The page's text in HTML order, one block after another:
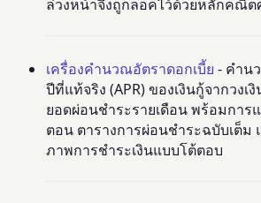
ล่วงหน้าจึงถูกล็อคไว้ด้วยหลักคณิต
เครื่องคำนวณอัตราดอกเบี้ย - คำน
ปีที่แท้จริง (APR) ของเงินกู้จากวงเ
ยอดผ่อนชำระรายเดือน พร้อมกา
ตอน ตารางการผ่อนชำระฉบับเต็ม
ภาพการชำระเงินแบบโต้ตอบ